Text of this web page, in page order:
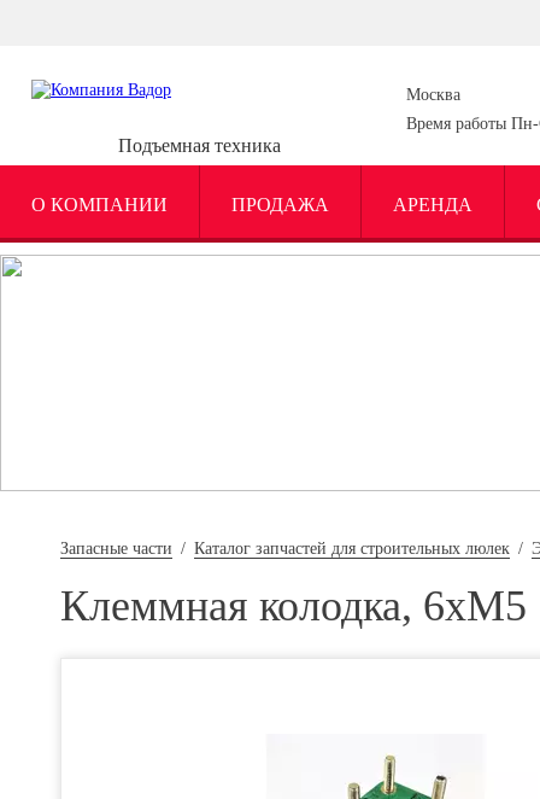
Подъемная техника
Москва
Время работы
О КОМПАНИИ ПРОДАЖА АРЕНДА
Запасные части / Каталог запчастей для строительных люлек /
Клеммная колодка, 6хМ5